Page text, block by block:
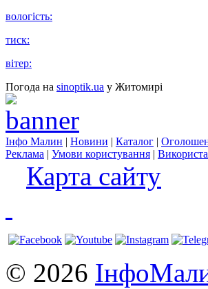
вологість:
тиск:
вітер:
Погода на sinoptik.ua у Житомирі
Інфо Малин | Новини | Каталог |
Реклама | Умови користування |
Карта сайту
© 2026